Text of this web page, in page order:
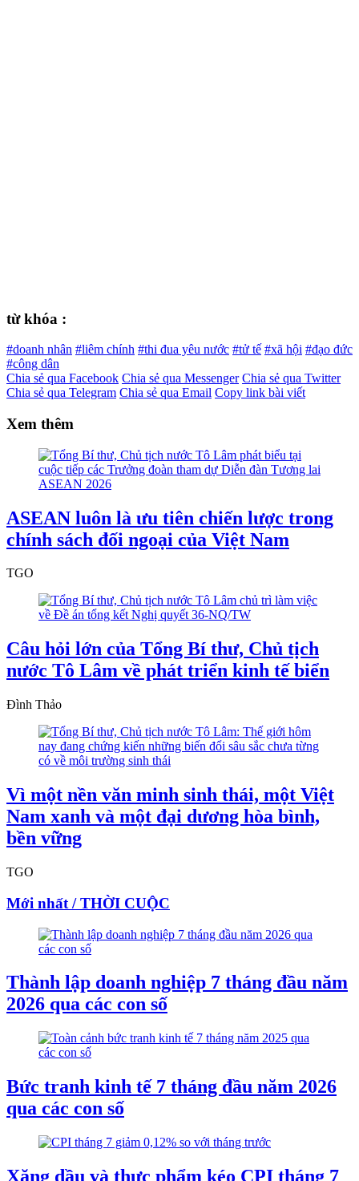
từ khóa :
#doanh nhân #liêm chính #thi đua yêu nước #tử tế #xã hội #đạo đức
#công dân
Chia sẻ qua Facebook Chia sẻ qua Messenger Chia sẻ qua Twitter
Chia sẻ qua Telegram Chia sẻ qua Email Copy link bài viết
Xem thêm
ASEAN luôn là ưu tiên chiến lược trong
chính sách đối ngoại của Việt Nam
TGO
Câu hỏi lớn của Tổng Bí thư, Chủ tịch
nước Tô Lâm về phát triển kinh tế biển
Đình Thảo
Vì một nền văn minh sinh thái, một Việt
Nam xanh và một đại dương hòa bình,
bền vững
TGO
Mới nhất / THỜI CUỘC
Thành lập doanh nghiệp 7 tháng đầu năm
2026 qua các con số
Bức tranh kinh tế 7 tháng đầu năm 2026
qua các con số
Xăng dầu và thực phẩm kéo CPI tháng 7